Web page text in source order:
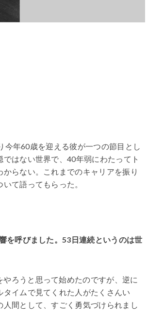
今年60歳を迎える彼が一つの節目とし
はない世界で、40年弱にわたってト
らない。これまでのキャリアを振り
て語ってもらった。
を呼びました。53日連続というのは世
ろうと思って始めたのですが、逆に
イムで見てくれた人がたくさんい
間として、すごく勇気づけられまし